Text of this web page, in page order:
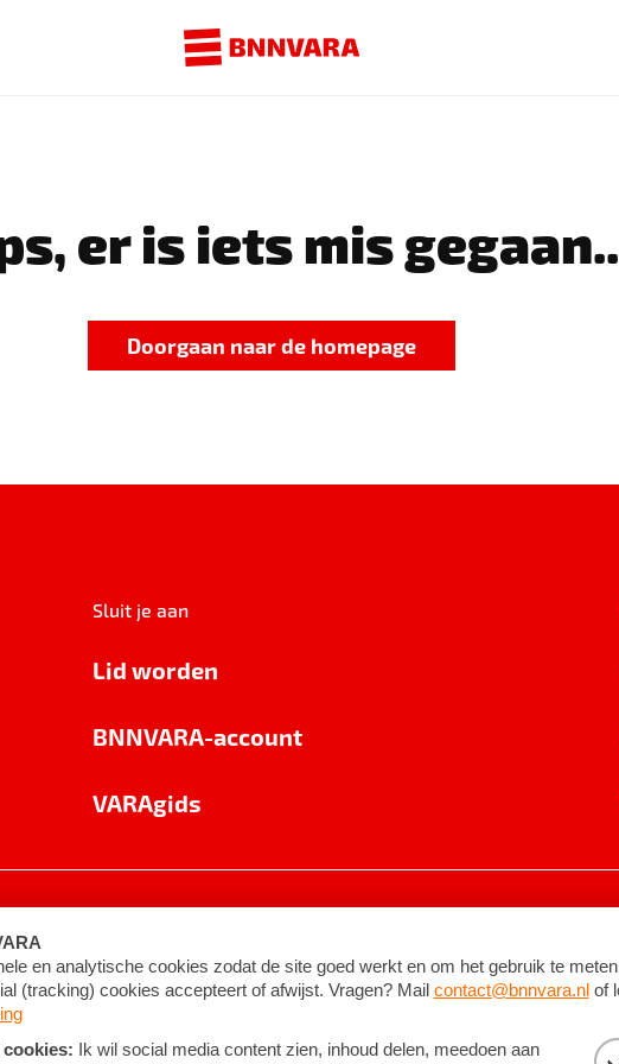
er is iets mis gegaan..
Doorgaan naar de homepage
Sluit je aan
Lid worden
BNNVARA-account
VARAgids
©2026BNNVARA